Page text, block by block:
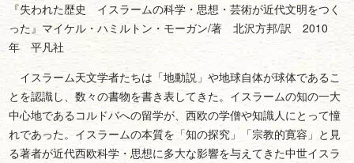
『失われた歴史 イスラームの科学・思想・芸術が近代文明をつく
った』マイケル・ハミルトン・モーガン/著 北沢方邦/訳 2010
年 平凡社
イスラーム天文学者たちは「地動説」や地球自体が球体であるこ
とを認識し、数々の書物を書き表してきた。イスラームの知の一大
中心地であるコルドバへの留学が、西欧の学僧や知識人にとって憧
れであった。イスラームの本質を「知の探究」「宗教的寛容」と見
る著者が近代西欧科学・思想に多大な影響を与えてきた中世イスラ